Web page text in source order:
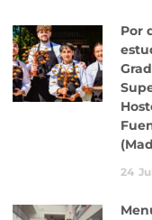
Por
24